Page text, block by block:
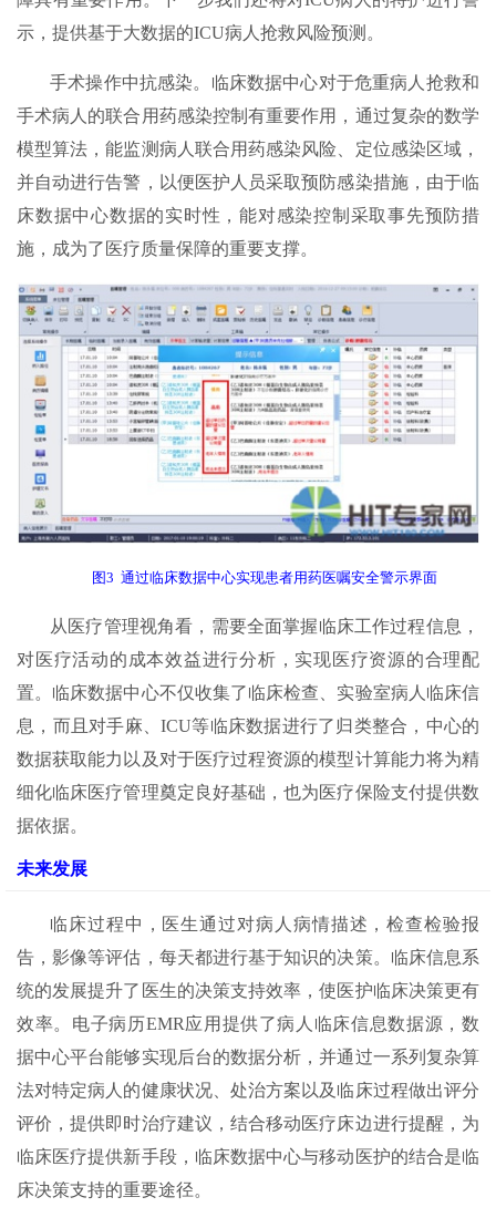
示，提供基于大数据的ICU病人抢救风险预测。
手术操作中抗感染。临床数据中心对于危重病人抢救和
手术病人的联合用药感染控制有重要作用，通过复杂的数学
模型算法，能监测病人联合用药感染风险、定位感染区域，
并自动进行告警，以便医护人员采取预防感染措施，由于临
床数据中心数据的实时性，能对感染控制采取事先预防措
施，成为了医疗质量保障的重要支撑。
图3 通过临床数据中心实现患者用药医嘱安全警示界面
从医疗管理视角看，需要全面掌握临床工作过程信息，
对医疗活动的成本效益进行分析，实现医疗资源的合理配
置。临床数据中心不仅收集了临床检查、实验室病人临床信
息，而且对手麻、ICU等临床数据进行了归类整合，中心的
数据获取能力以及对于医疗过程资源的模型计算能力将为精
细化临床医疗管理奠定良好基础，也为医疗保险支付提供数
据依据。
未来发展
临床过程中，医生通过对病人病情描述，检查检验报
告，影像等评估，每天都进行基于知识的决策。临床信息系
统的发展提升了医生的决策支持效率，使医护临床决策更有
效率。电子病历EMR应用提供了病人临床信息数据源，数
据中心平台能够实现后台的数据分析，并通过一系列复杂算
法对特定病人的健康状况、处治方案以及临床过程做出评分
评价，提供即时治疗建议，结合移动医疗床边进行提醒，为
临床医疗提供新手段，临床数据中心与移动医护的结合是临
床决策支持的重要途径。